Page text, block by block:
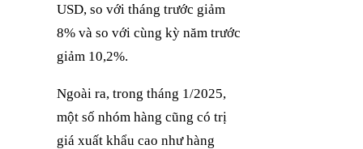
USD, so với tháng trước giảm
8% và so với cùng kỳ năm trước
giảm 10,2%.
Ngoài ra, trong tháng 1/2025,
một số nhóm hàng cũng có trị
giá xuất khẩu cao như hàng